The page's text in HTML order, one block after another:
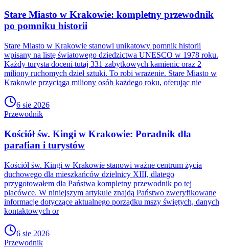
Stare Miasto w Krakowie: kompletny przewodnik
po pomniku historii
Stare Miasto w Krakowie stanowi unikatowy pomnik historii
wpisany na listę światowego dziedzictwa UNESCO w 1978 roku.
Każdy turysta doceni tutaj 331 zabytkowych kamienic oraz 2
miliony ruchomych dzieł sztuki. To robi wrażenie. Stare Miasto w
Krakowie przyciąga miliony osób każdego roku, oferując nie
6 sie 2026
Przewodnik
Kościół św. Kingi w Krakowie: Poradnik dla
parafian i turystów
Kościół św. Kingi w Krakowie stanowi ważne centrum życia
duchowego dla mieszkańców dzielnicy XIII, dlatego
przygotowałem dla Państwa kompletny przewodnik po tej
placówce. W niniejszym artykule znajdą Państwo zweryfikowane
informacje dotyczące aktualnego porządku mszy świętych, danych
kontaktowych or
6 sie 2026
Przewodnik